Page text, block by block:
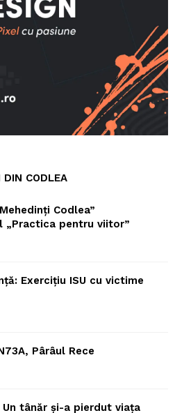
DIN CODLEA
Codlea”
„Practica pentru viitor”
Exercițiu ISU cu victime
Pârâul Rece
tânăr și-a pierdut viața